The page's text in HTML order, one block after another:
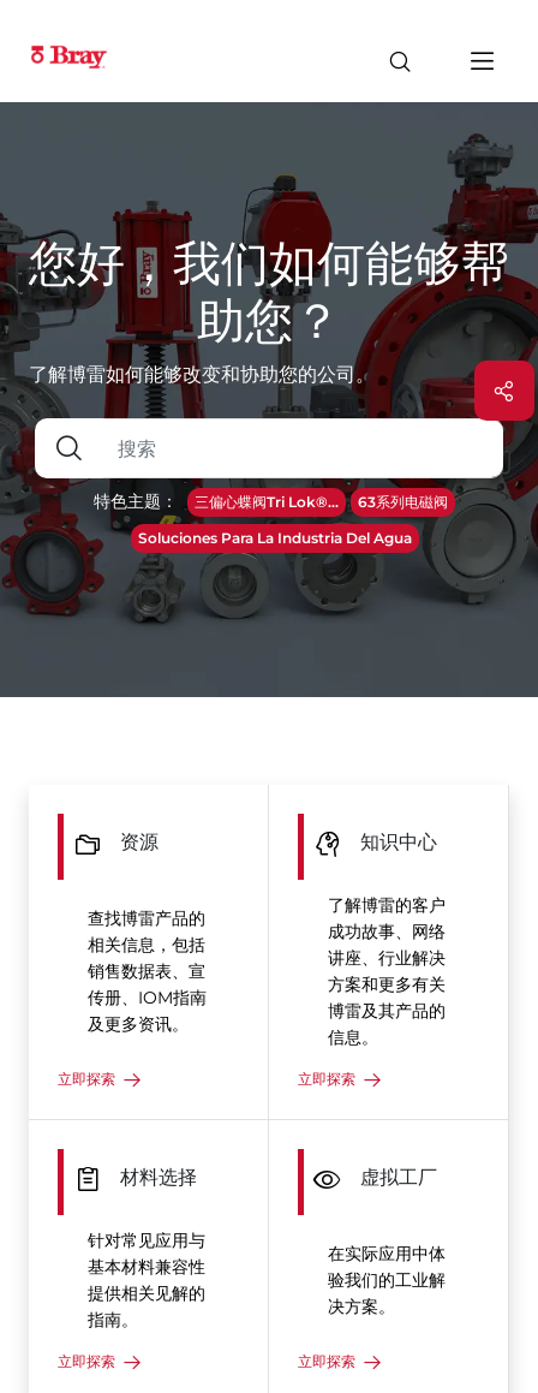
您好，我们如何能够帮
助您？
了解博雷如何能够改变和协助您的公司。
特色主题： 三偏心蝶阀Tri Lok®...
63系列电磁阀
Soluciones Para La Industria Del Agua
资源
查找博雷产品的
相关信息，包括
销售数据表、宣
传册、IOM指南
及更多资讯。
立即探索
知识中心
了解博雷的客户
成功故事、网络
讲座、行业解决
方案和更多有关
博雷及其产品的
信息。
立即探索
材料选择
针对常见应用与
基本材料兼容性
提供相关见解的
指南。
立即探索
虚拟工厂
在实际应用中体
验我们的工业解
决方案。
立即探索